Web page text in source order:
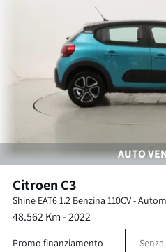
AUTO
CitroenC3
Shine EAT61.2 Benzina 110CV-
48.562Km -2022
Promo finanziamento